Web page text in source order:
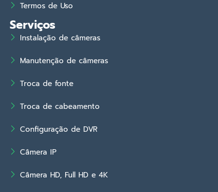
Termos de Uso
Serviços
Instalação de câmeras
Manutenção de câmeras
Troca de fonte
Troca de cabeamento
Configuração de DVR
Câmera IP
Câmera HD, Full HD e 4K